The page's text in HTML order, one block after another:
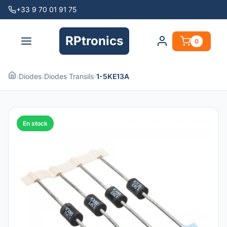
+33 9 70 01 91 75
RPtronics 0
›Diodes›Diodes Transils›1-5KE13A
En stock